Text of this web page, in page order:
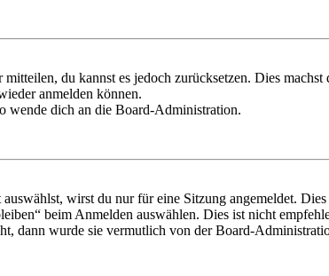
du kannst es jedoch zurücksetzen. Dies
anmelden können.
wende dich an die Board-Administration.
wirst du nur für eine Sitzung angemeldet.
beim Anmelden auswählen. Dies ist nicht
dann wurde sie vermutlich von der Board-